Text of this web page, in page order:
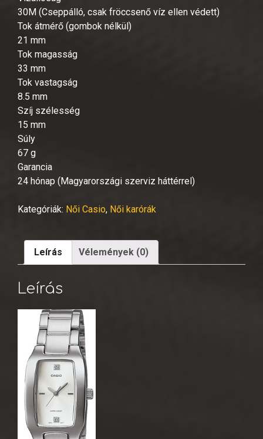
30M (Cseppálló, csak fröccsenő víz ellen védett)
Tok átmérő (gombok nélkül)
21 mm
Tok magasság
33 mm
Tok vastagság
8.5 mm
Szíj szélesség
15 mm
Súly
67 g
Garancia
24 hónap (Magyarországi szerviz háttérrel)
Kategóriák: Női Casio, Női karórák
Leírás Vélemények (0)
Leírás